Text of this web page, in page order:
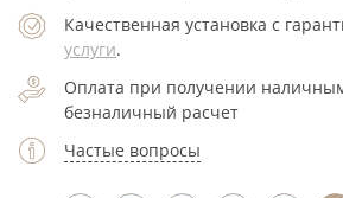
Качественная установка с
услуги.
Оплата при получении
безналичный расчет
Частые вопросы